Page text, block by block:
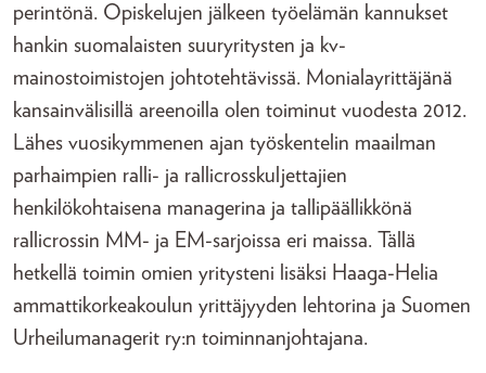
perintönä. Opiskelujen jälkeen työelämän kannukset
hankin suomalaisten suuryritysten ja kv-
mainostoimistojen johtotehtävissä. Monialayrittäjänä
kansainvälisillä areenoilla olen toiminut vuodesta 2012.
Lähes vuosikymmenen ajan työskentelin maailman
parhaimpien ralli- ja rallicrosskuljettajien
henkilökohtaisena managerina ja tallipäällikkönä
rallicrossin MM- ja EM-sarjoissa eri maissa. Tällä
hetkellä toimin omien yritysteni lisäksi Haaga-Helia
ammattikorkeakoulun yrittäjyyden lehtorina ja Suomen
Urheilumanagerit ry:n toiminnanjohtajana.